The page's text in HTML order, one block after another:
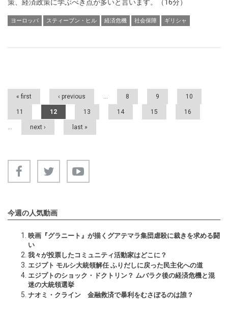
策、経済政策に学ぶべき点が多いと言います。（16分）
ヨーロッパ スティーブン・ヒル 経済危機 社会保障 ギリシャ
Pages
« first ‹ previous … 8 9 10
11 12 13 14 15 16
… next › last »
今週の人気動画
映画『グラニート』が描くグアテマラ集団虐殺に裁きを求める闘
い
我々が投票したコミュニティ活動家はどこに？
エジプト モルシ大統領解任 ふりだしに戻った民主化への道
エジプトのショック・ドクトリン？ ムバラク後の経済危機と混
迷の大統領選挙
ナオミ・クライン 金融救済で暴利をむさぼるのは誰？